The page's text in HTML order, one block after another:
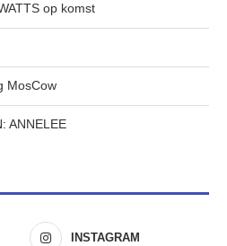
op komst
MosCow
ANNELEE
INSTAGRAM